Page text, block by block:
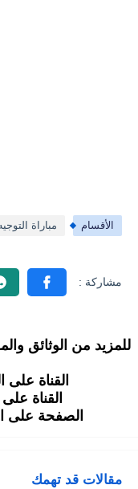
الأقسام مباراة
للمزيد من الوثائق
القناة
القناة
الصفحة على
مقالات قد تهمك